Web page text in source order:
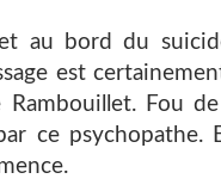
et au bord du
est
Fou
par ce